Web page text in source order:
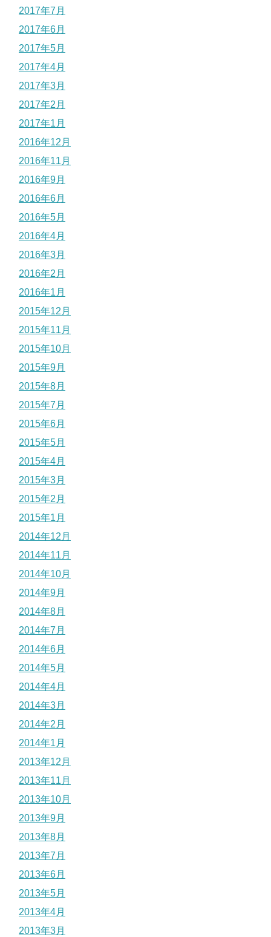
2017年7月
2017年6月
2017年5月
2017年4月
2017年3月
2017年2月
2017年1月
2016年12月
2016年11月
2016年9月
2016年6月
2016年5月
2016年4月
2016年3月
2016年2月
2016年1月
2015年12月
2015年11月
2015年10月
2015年9月
2015年8月
2015年7月
2015年6月
2015年5月
2015年4月
2015年3月
2015年2月
2015年1月
2014年12月
2014年11月
2014年10月
2014年9月
2014年8月
2014年7月
2014年6月
2014年5月
2014年4月
2014年3月
2014年2月
2014年1月
2013年12月
2013年11月
2013年10月
2013年9月
2013年8月
2013年7月
2013年6月
2013年5月
2013年4月
2013年3月